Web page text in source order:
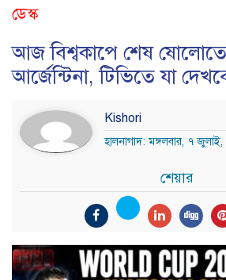
ডেস্ক
আজ বিশ্বকাপে শেষ ষোলোতে
আর্জেন্টিনা, টিভিতে যা
Kishori
হালনাগাদ: মঙ্গলবার, ৭
শেয়ার